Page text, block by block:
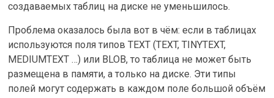
создаваемых таблиц на диске не уменьшилось.
Проблема оказалось была вот в чём: если в таблицах
используются поля типов TEXT (TEXT, TINYTEXT,
MEDIUMTEXT …) или BLOB, то таблица не может быть
размещена в памяти, а только на диске. Эти типы
полей могут содержать в каждом поле большой объём